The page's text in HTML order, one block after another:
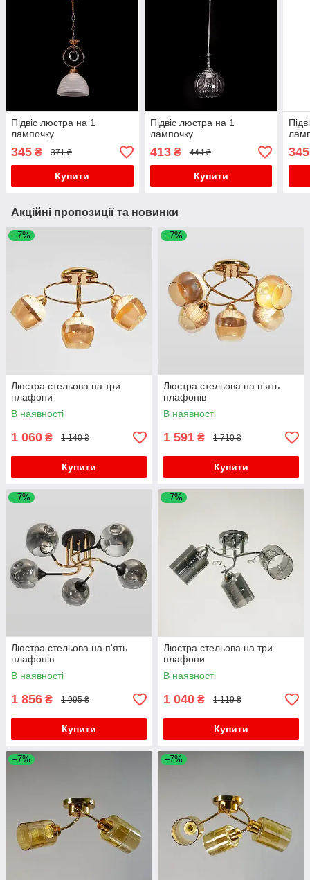
Підвіс люстра на 1
лампочку
345 ₴ 371 ₴
Купити
Підвіс люстра на 1
лампочку
413₴ 444 ₴
Купити
345
Акційні пропозиції та новинки
–7%
Люстра стельова на три
плафони
В наявності
1 060 ₴ 1 140 ₴
Купити
–7%
Люстра стельова на п'ять
плафонів
В наявності
1 591 ₴ 1 710 ₴
Купити
–7%
Люстра стельова на п'ять
плафонів
В наявності
1 856 ₴ 1 995 ₴
Купити
–7%
Люстра стельова на три
плафони
В наявності
1 040 ₴ 1 119 ₴
Купити
–7% –7%